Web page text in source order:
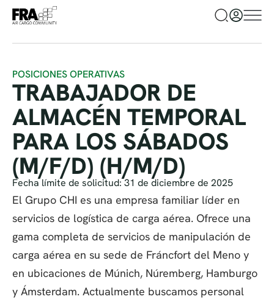
POSICIONES OPERATIVAS
TRABAJADOR DE
ALMACÉN TEMPORAL
PARA LOS SÁBADOS
(M/F/D) (H/M/D)
Fecha límite de solicitud: 31 de diciembre de 2025
El Grupo CHI es una empresa familiar líder en
servicios de logística de carga aérea. Ofrece una
gama completa de servicios de manipulación de
carga aérea en su sede de Fráncfort del Meno y
en ubicaciones de Múnich, Núremberg, Hamburgo
y Ámsterdam. Actualmente buscamos personal